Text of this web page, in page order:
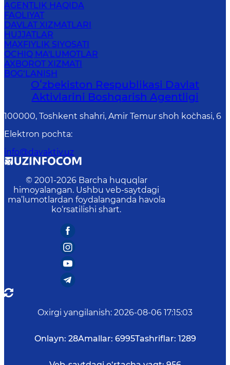
AGENTLIK HAQIDA
FAOLIYAT
DAVLAT XIZMATLARI
HUJJATLAR
MAXFIYLIK SIYOSATI
OCHIQ MA'LUMOTLAR
AXBOROT XIZMATI
BOG‘LANISH
Oʻzbekiston Respublikasi Davlat
Aktivlarini Boshqarish Agentligi
100000, Toshkent shahri, Amir Temur shoh ko`chasi, 6
Elektron pochta:
info@davaktiv.uz
© 2001-2026 Barcha huquqlar
himoyalangan. Ushbu veb-saytdagi
ma’lumotlardan foydalanganda havola
ko‘rsatilishi shart.
Oxirgi yangilanish: 2026-08-06 17:15:03
Onlayn: 28Amallar: 6995Tashriflar: 1289